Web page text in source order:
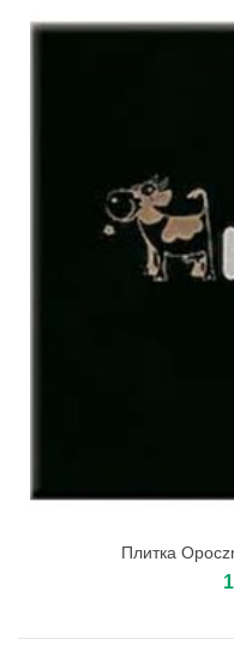
Плитка